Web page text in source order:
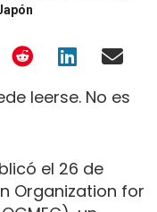
leerse. No es
el 26 de
Organization for